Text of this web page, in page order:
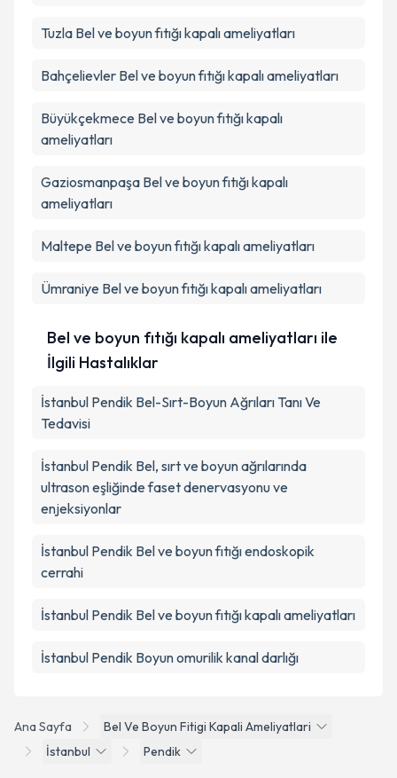
Ana Sayfa
Bel Ve Boyun Fitigi Kapali Ameliyatlari
İstanbul
Pendik
Tuzla Bel ve boyun fıtığı kapalı ameliyatları
Bahçelievler Bel ve boyun fıtığı kapalı ameliyatları
Büyükçekmece Bel ve boyun fıtığı kapalı
ameliyatları
Gaziosmanpaşa Bel ve boyun fıtığı kapalı
ameliyatları
Maltepe Bel ve boyun fıtığı kapalı ameliyatları
Ümraniye Bel ve boyun fıtığı kapalı ameliyatları
Bel ve boyun fıtığı kapalı ameliyatları ile
İlgili Hastalıklar
İstanbul Pendik Bel-Sırt-Boyun Ağrıları Tanı Ve
Tedavisi
İstanbul Pendik Bel, sırt ve boyun ağrılarında
ultrason eşliğinde faset denervasyonu ve
enjeksiyonlar
İstanbul Pendik Bel ve boyun fıtığı endoskopik
cerrahi
İstanbul Pendik Bel ve boyun fıtığı kapalı ameliyatları
İstanbul Pendik Boyun omurilik kanal darlığı